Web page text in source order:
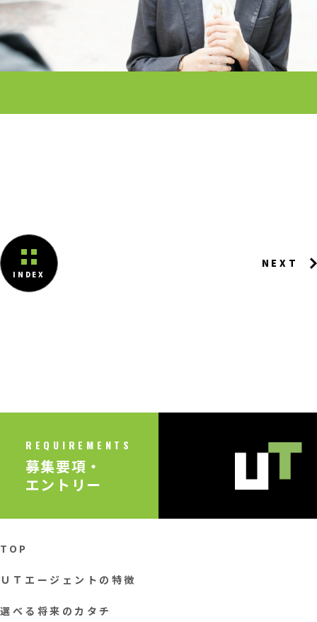
INDEX
NEXT
REQUIREMENTS
募集要項・
エントリー
TOP
ＵＴエージェントの特徴
選べる将来のカタチ